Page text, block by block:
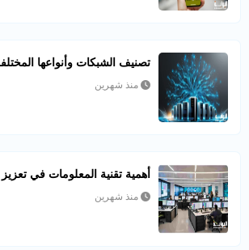
تصنيف الشبكات وأنواعها
منذ شهرين
أهمية تقنية المعلومات في تعزيز
منذ شهرين